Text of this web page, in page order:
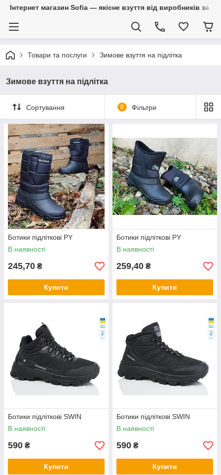
Інтернет магазин Sofia — якісне взуття від виробників за
Товари та послуги Зимове взуття на підлітка
Зимове взуття на підлітка
Сортування 0 Фільтри
Ботики підліткові PY
В наявності
245,70 ₴
Купити
Ботики підліткові PY
В наявності
259,40 ₴
Купити
Ботики підліткові SWIN
В наявності
590 ₴
Купити
Ботики підліткові SWIN
В наявності
590 ₴
Купити